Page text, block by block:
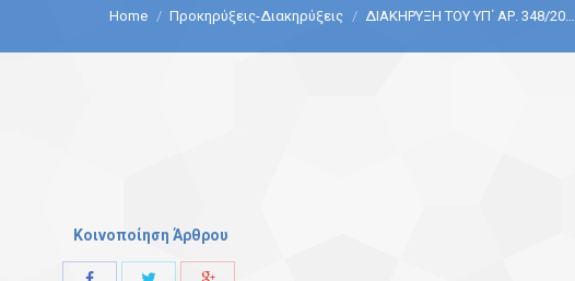
Home Προκηρύξεις-Διακηρύξεις ΔΙΑΚΗΡΥΞΗ ΤΟΥ ΥΠ΄ ΑΡ. 348/20…
Κοινοποίηση Άρθρου